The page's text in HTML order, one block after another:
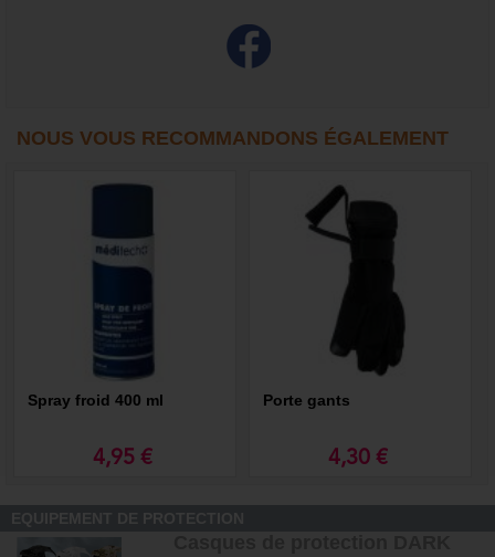
NOUS VOUS RECOMMANDONS ÉGALEMENT
Spray froid 400 ml
4,95 €
Porte gants
4,30 €